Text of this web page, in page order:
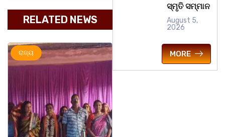
RELATED NEWS
ରାଜ୍ୟ ରାଜ୍ୟ
ସ୍ମୃତି ସମ୍ମାନ
August 5,
2026
MORE